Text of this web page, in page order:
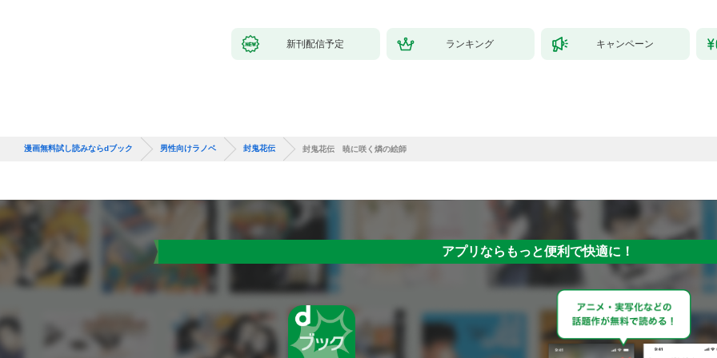
新刊配信予定 ランキング キャンペーン
漫画無料試し読みならdブック 男性向けラノベ 封鬼花伝 封鬼花伝 暁に咲く燐の絵師
アプリならもっと便利で快適に！